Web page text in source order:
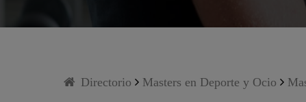
Directorio Masters en Deporte y Ocio